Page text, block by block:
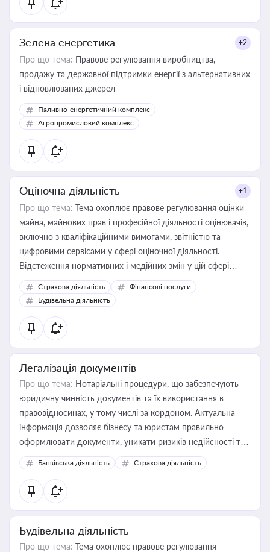
Зелена енергетика +2
Про що тема: Правове регулювання виробництва,
продажу та державної підтримки енергії з альтернативних
і відновлюваних джерел
Паливно-енергетичний комплекс
Агропромисловий комплекс
Оціночна діяльність +1
Про що тема: Тема охоплює правове регулювання оцінки
майна, майнових прав і професійної діяльності оцінювачів,
включно з кваліфікаційними вимогами, звітністю та
цифровими сервісами у сфері оціночної діяльності.
Відстеження нормативних і медійних змін у цій сфері
корисне для власника бізнесу, керівника, юриста або
бухгалтера під час оподаткування, приватизації, оренди
державного майна, корпоративних угод і перевірки
статусу суб'єктів оціночної діяльності
Страхова діяльність
Фінансові послуги
Будівельна діяльність
Легалізація документів
Про що тема: Нотаріальні процедури, що забезпечують
юридичну чинність документів та їх використання в
правовідносинах, у тому числі за кордоном. Актуальна
інформація дозволяє бізнесу та юристам правильно
оформлювати документи, уникати ризиків недійсності та
забезпечувати їх належне прийняття органами влади та
контрагентами
Банківська діяльність Страхова діяльність
Будівельна діяльність
Про що тема: Тема охоплює правове регулювання